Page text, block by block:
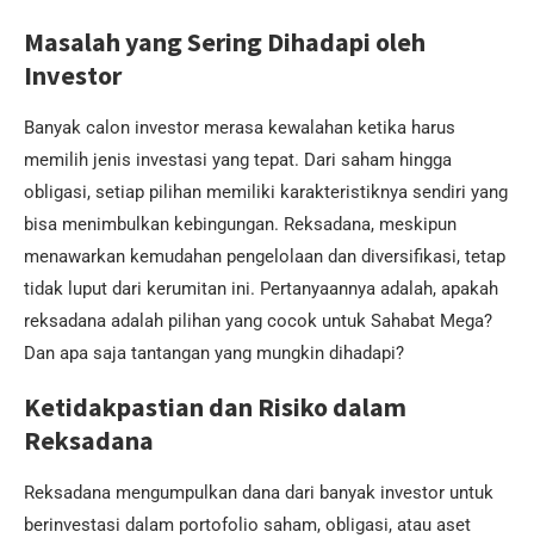
Masalah yang Sering Dihadapi oleh
Investor
Banyak calon investor merasa kewalahan ketika harus
memilih jenis investasi yang tepat. Dari saham hingga
obligasi, setiap pilihan memiliki karakteristiknya sendiri yang
bisa menimbulkan kebingungan. Reksadana, meskipun
menawarkan kemudahan pengelolaan dan diversifikasi, tetap
tidak luput dari kerumitan ini. Pertanyaannya adalah, apakah
reksadana adalah pilihan yang cocok untuk Sahabat Mega?
Dan apa saja tantangan yang mungkin dihadapi?
Ketidakpastian dan Risiko dalam
Reksadana
Reksadana mengumpulkan dana dari banyak investor untuk
berinvestasi dalam portofolio saham, obligasi, atau aset